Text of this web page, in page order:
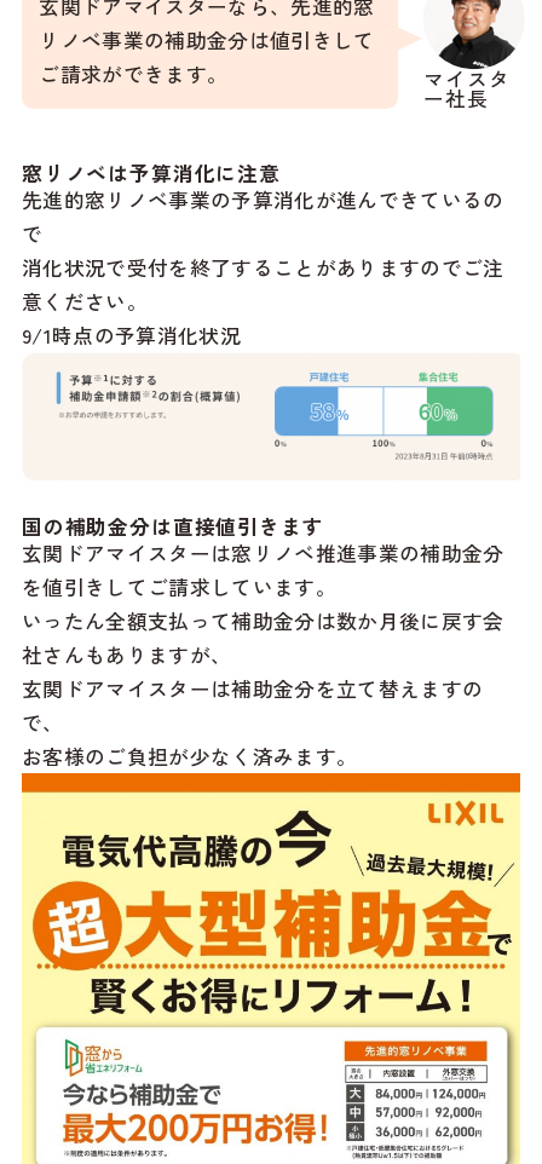
マイスタ
ー社長
玄関ドアマイスターなら、先進的窓
リノベ事業の補助金分は値引きして
ご請求ができます。
窓リノベは予算消化に注意
先進的窓リノベ事業の予算消化が進んできているの
で
消化状況で受付を終了することがありますのでご注
意ください。
9/1時点の予算消化状況
国の補助金分は直接値引きます
玄関ドアマイスターは窓リノベ推進事業の補助金分
を値引きしてご請求しています。
いったん全額支払って補助金分は数か月後に戻す会
社さんもありますが、
玄関ドアマイスターは補助金分を立て替えますの
で、
お客様のご負担が少なく済みます。